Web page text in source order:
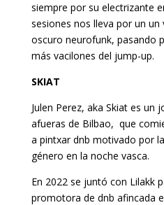
siempre por su electrizante
sesiones nos lleva por un
oscuro neurofunk, pasando
más vacilones del jump-up.
SKIAT
Julen Perez, aka Skiat es un
afueras de Bilbao, que
a pintxar dnb motivado por
género en la noche vasca.
En 2022 se juntó con Lilakk
promotora de dnb afincada